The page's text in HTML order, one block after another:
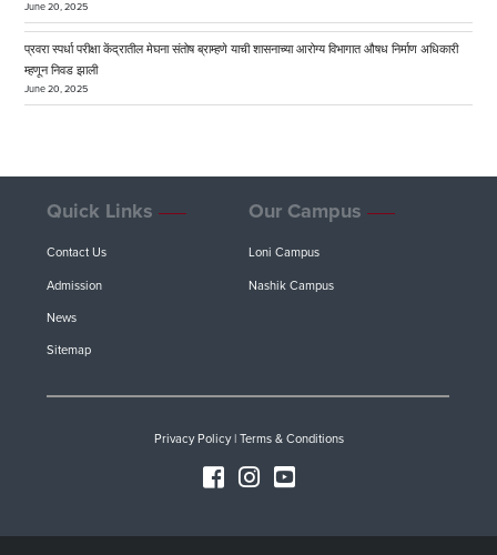
June 20, 2025
प्रवरा स्पर्धा परीक्षा केंद्रातील मेघना संतोष ब्राम्हणे याची शासनाच्या आरोग्य विभागात औषध निर्माण अधिकारी
म्हणून निवड झाली
June 20, 2025
Quick Links
Contact Us
Admission
News
Sitemap
Our Campus
Loni Campus
Nashik Campus
Privacy Policy| Terms & Conditions